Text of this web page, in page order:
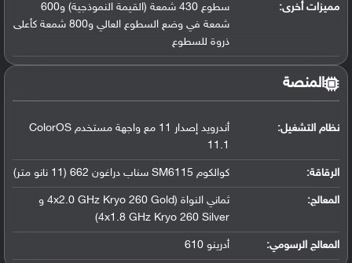
مميزات أخرى:
سطوع 430 شمعة (القيمة النموذجية) و600
شمعة في وضع السطوع العالي و800 شمعة كأعلى
ذروة للسطوع
المنصة
نظام التشغيل:
أندرويد إصدار 11 مع واجهة مستخدم ColorOS
11.1
الرقاقة: كوالكوم SM6115 سناب دراغون 662 (11 نانو متر)
المعالج:
ثماني النواة (4x2.0 GHz Kryo 260 Gold و
4x1.8 GHz Kryo 260 Silver)
المعالج الرسومي: أدرينو 610